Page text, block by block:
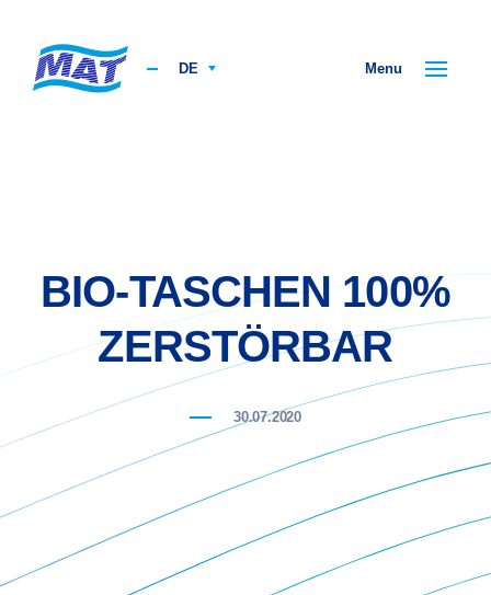
DE
BIO-TASCHEN 100%
ZERSTÖRBAR
30.07.2020
Menu